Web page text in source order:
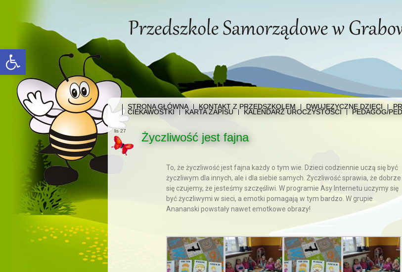
Open toolbar
STRONA GŁÓWNA KONTAKT Z PRZEDSZKOLEM DWUJĘZYCZNE DZIECI
CIEKAWOSTKI KARTA ZAPISU KALENDARZ UROCZYSTOŚCI PEDAGOG/
lis 27 Życzliwość jest fajna
To, że życzliwość jest fajna każdy o tym wie. Dzieci codziennie uczą się być
życzliwym dla innych, ale i dla siebie samych. Życzliwość sprawia, że dobrze
się czujemy, że jesteśmy szczęśliwi. W programie Asy Internetu uczymy się
być życzliwymi w sieci, a emotki pomagają w tym bardzo. W grupie
Anananski powstały nawet emotkowe obrazy!